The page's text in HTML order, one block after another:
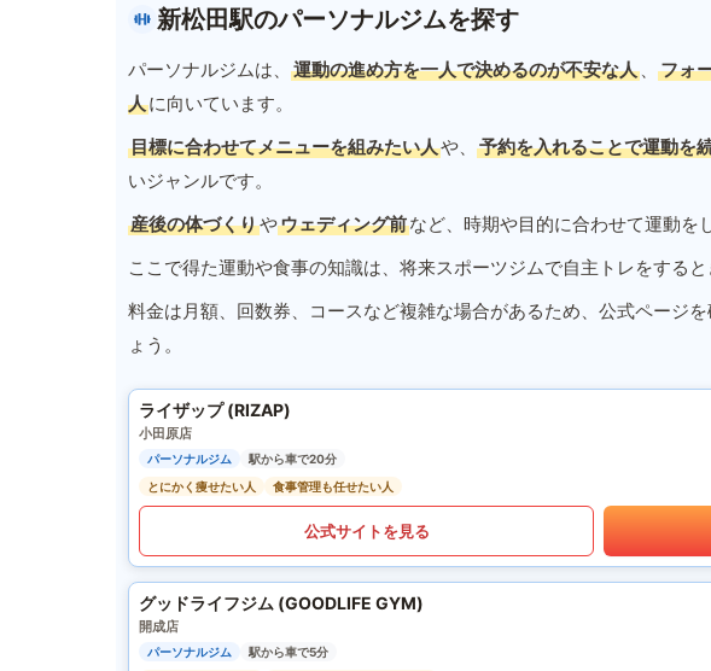
新松田駅のパーソナルジムを探す
パーソナルジムは、 運動の進め方を一人で決めるのが不安な人 、
フォ
人に向いています。
目標に合わせてメニューを組みたい人や、 予約を入れることで運動を
いジャンルです。
産後の体づくりやウェディング前など、時期や目的に合わせて運動を
ここで得た運動や食事の知識は、将来スポーツジムで自主トレをすると
料金は月額、回数券、コースなど複雑な場合があるため、公式ページ
ょう。
ライザップ (RIZAP)
小田原店
パーソナルジム
駅から車で20分
とにかく痩せたい人
食事管理も任せたい人
公式サイトを見る
グッドライフジム (GOODLIFE GYM)
開成店
パーソナルジム
駅から車で5分